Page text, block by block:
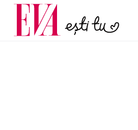
Carieră
Actualitate